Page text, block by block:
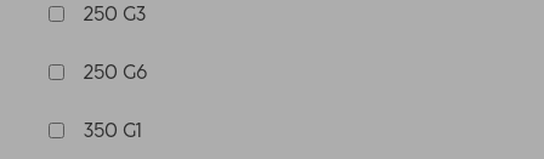
250 G3
250 G6
350 G1